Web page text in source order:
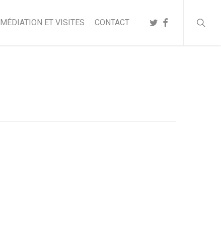
MÉDIATION ET VISITES CONTACT TWITTER
FACEBOOK